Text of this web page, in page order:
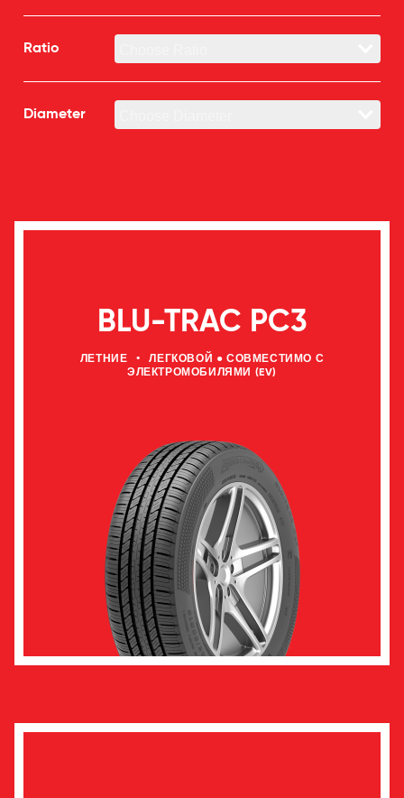
Ratio
Diameter
BLU-TRAC PC3
ЛЕТНИЕ •
ЛЕГКОВОЙ ● СОВМЕСТИМО С
ЭЛЕКТРОМОБИЛЯМИ (EV)